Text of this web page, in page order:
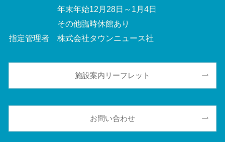
年末年始12月28日～1月4日
その他臨時休館あり
指定管理者 株式会社タウンニュース社
施設案内リーフレット
お問い合わせ